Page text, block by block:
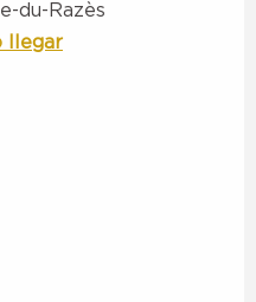
du-Razès
llegar